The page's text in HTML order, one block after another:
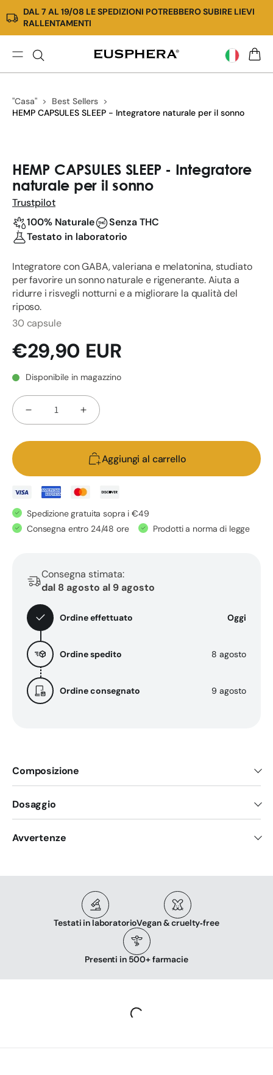
Vai
direttamente
ai
contenuti
DAL 7 AL 19/08 LE SPEDIZIONI POTREBBERO SUBIRE LIEVI
RALLENTAMENTI
Migliora
la
sonno,
dormi
"Casa"
Best Sellers
HEMP CAPSULES SLEEP - Integratore naturale per il sonno
alle
informazioni
sul
prodotto
HEMP CAPSULES SLEEP - Integratore
naturale per il sonno
Trustpilot
100% Naturale
Senza THC
Testato in laboratorio
Integratore con GABA, valeriana e melatonina, studiato
per favorire un sonno naturale e rigenerante. Aiuta a
ridurre i risvegli notturni e a migliorare la qualità del
riposo.
30 capsule
Prezzo
di
listino
€29,90 EUR
Disponibile in magazzino
Diminuisci
CAPSULES
SLEEP
-
Integratore
naturale
sonno
Aumenta
HEMP
CAPSULES
SLEEP
-
Integratore
il
sonno
Aggiungi al carrello
Spedizione gratuita sopra i €49
Consegna entro 24/48 ore
Prodotti a norma di legge
Consegna stimata:
dal 8 agosto al 9 agosto
Ordine effettuato Oggi
Ordine spedito 8 agosto
Ordine consegnato 9 agosto
Composizione
Dosaggio
Avvertenze
Testati in laboratorioVegan & cruelty‑free
Presenti in 500+ farmacie